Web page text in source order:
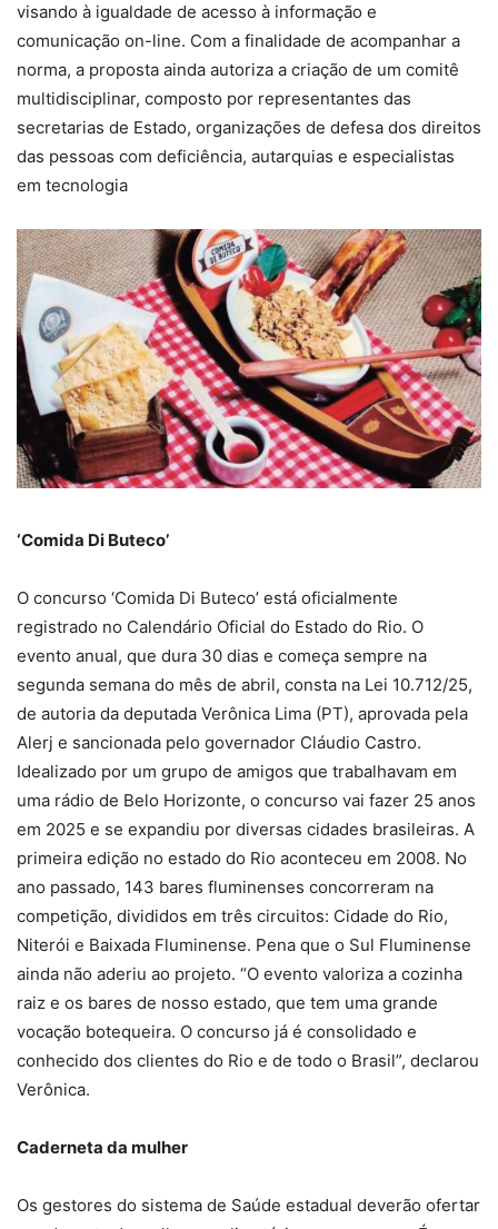
visando à igualdade de acesso à informação e
comunicação on-line. Com a finalidade de acompanhar a
norma, a proposta ainda autoriza a criação de um comitê
multidisciplinar, composto por representantes das
secretarias de Estado, organizações de defesa dos direitos
das pessoas com deficiência, autarquias e especialistas
em tecnologia
‘Comida Di Buteco’
O concurso ‘Comida Di Buteco’ está oficialmente
registrado no Calendário Oficial do Estado do Rio. O
evento anual, que dura 30 dias e começa sempre na
segunda semana do mês de abril, consta na Lei 10.712/25,
de autoria da deputada Verônica Lima (PT), aprovada pela
Alerj e sancionada pelo governador Cláudio Castro.
Idealizado por um grupo de amigos que trabalhavam em
uma rádio de Belo Horizonte, o concurso vai fazer 25 anos
em 2025 e se expandiu por diversas cidades brasileiras. A
primeira edição no estado do Rio aconteceu em 2008. No
ano passado, 143 bares fluminenses concorreram na
competição, divididos em três circuitos: Cidade do Rio,
Niterói e Baixada Fluminense. Pena que o Sul Fluminense
ainda não aderiu ao projeto. “O evento valoriza a cozinha
raiz e os bares de nosso estado, que tem uma grande
vocação botequeira. O concurso já é consolidado e
conhecido dos clientes do Rio e de todo o Brasil”, declarou
Verônica.
Caderneta da mulher
Os gestores do sistema de Saúde estadual deverão ofertar